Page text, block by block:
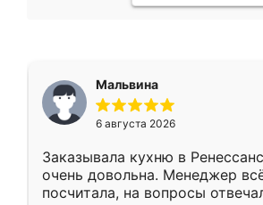
Мальвина
6 августа 2026
Заказывала кухню в
очень довольна. Менеджер
посчитала, на вопросы